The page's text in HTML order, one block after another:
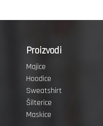
Proizvodi
Majice
Hoodice
Sweatshirt
Šilterice
Maskice